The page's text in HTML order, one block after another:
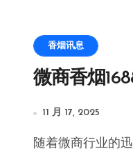
香烟讯息
微商香烟
11 月 17, 2025
随着微商行业的